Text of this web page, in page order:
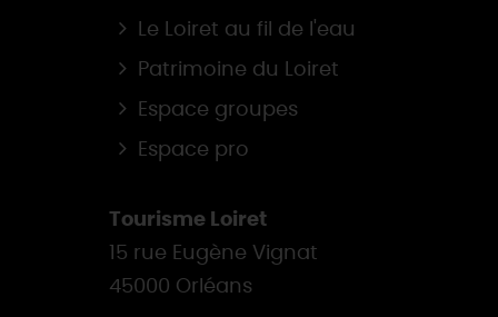
Le Loiret au fil de l'eau
Patrimoine du Loiret
Espace groupes
Espace pro
Tourisme Loiret
15 rue Eugène Vignat
45000 Orléans